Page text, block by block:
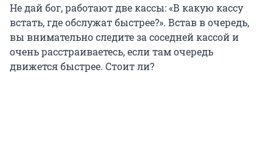
Не дай бог, работают две кассы: «В какую кассу
встать, где обслужат быстрее?». Встав в очередь,
вы внимательно следите за соседней кассой и
очень расстраиваетесь, если там очередь
движется быстрее. Стоит ли?